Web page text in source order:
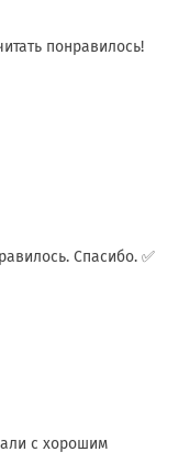
понравилось!
Спасибо. ✅
с хорошим